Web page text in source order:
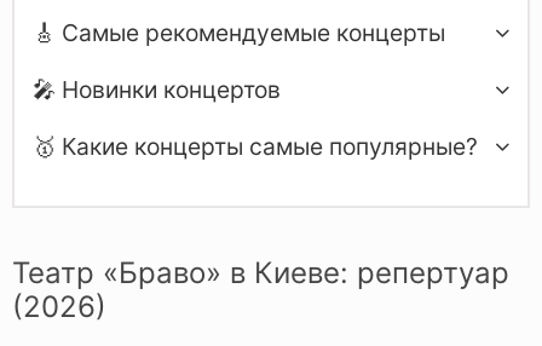
🎸 Самые рекомендуемые концерты
🎤 Новинки концертов
🥇 Какие концерты самые популярные?
Театр «Браво» в Киеве: репертуар
(2026)